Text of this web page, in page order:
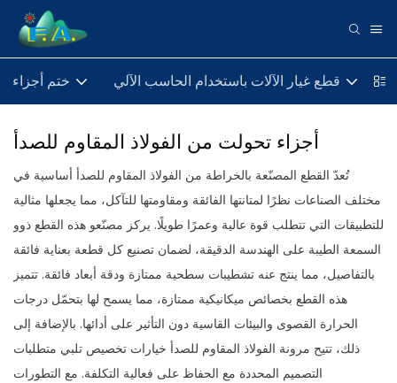
ختم أجزاء قطع غيار الآلات باستخدام الحاسب الآلي
أجزاء تحولت من الفولاذ المقاوم للصدأ
تُعدّ القطع المصنّعة بالخراطة من الفولاذ المقاوم للصدأ أساسية في
مختلف الصناعات نظرًا لمتانتها الفائقة ومقاومتها للتآكل، مما يجعلها مثالية
للتطبيقات التي تتطلب قوة عالية وعمرًا طويلًا. يركز مصنّعو هذه القطع ذوو
السمعة الطيبة على الهندسة الدقيقة، لضمان تصنيع كل قطعة بعناية فائقة
بالتفاصيل، مما ينتج عنه تشطيبات سطحية ممتازة ودقة أبعاد فائقة. تتميز
هذه القطع بخصائص ميكانيكية ممتازة، مما يسمح لها بتحمّل درجات
الحرارة القصوى والبيئات القاسية دون التأثير على أدائها. بالإضافة إلى
ذلك، تتيح مرونة الفولاذ المقاوم للصدأ خيارات تخصيص تلبي متطلبات
التصميم المحددة مع الحفاظ على فعالية التكلفة. مع التطورات